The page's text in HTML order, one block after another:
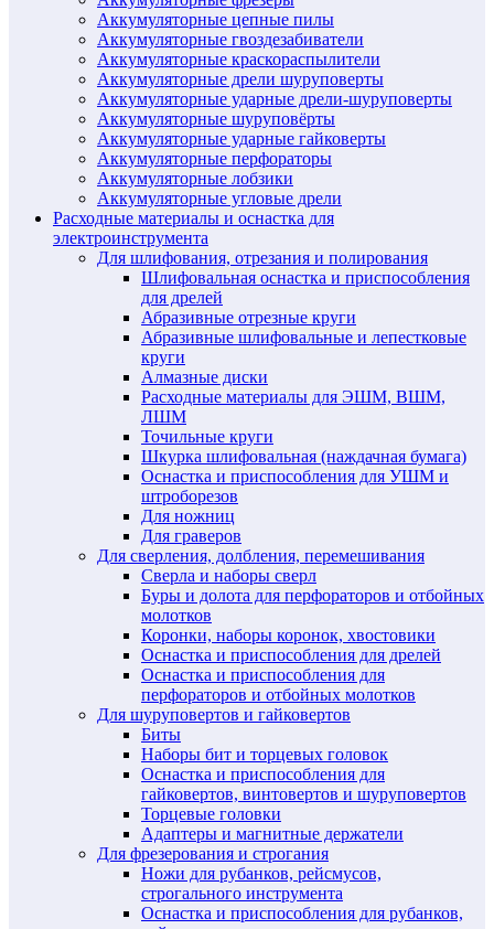
Аккумуляторные цепные пилы
Аккумуляторные гвоздезабиватели
Аккумуляторные краскораспылители
Аккумуляторные дрели шуруповерты
Аккумуляторные ударные дрели-шуруповерты
Аккумуляторные шуруповёрты
Аккумуляторные ударные гайковерты
Аккумуляторные перфораторы
Аккумуляторные лобзики
Аккумуляторные угловые дрели
Расходные материалы и оснастка для
электроинструмента
Для шлифования, отрезания и полирования
Шлифовальная оснастка и приспособления
для дрелей
Абразивные отрезные круги
Абразивные шлифовальные и лепестковые
круги
Алмазные диски
Расходные материалы для ЭШМ, ВШМ,
ЛШМ
Точильные круги
Шкурка шлифовальная (наждачная бумага)
Оснастка и приспособления для УШМ и
штроборезов
Для ножниц
Для граверов
Для сверления, долбления, перемешивания
Сверла и наборы сверл
Буры и долота для перфораторов и отбойных
молотков
Коронки, наборы коронок, хвостовики
Оснастка и приспособления для дрелей
Оснастка и приспособления для
перфораторов и отбойных молотков
Для шуруповертов и гайковертов
Биты
Наборы бит и торцевых головок
Оснастка и приспособления для
гайковертов, винтовертов и шуруповертов
Торцевые головки
Адаптеры и магнитные держатели
Для фрезерования и строгания
Ножи для рубанков, рейсмусов,
строгального инструмента
Оснастка и приспособления для рубанков,